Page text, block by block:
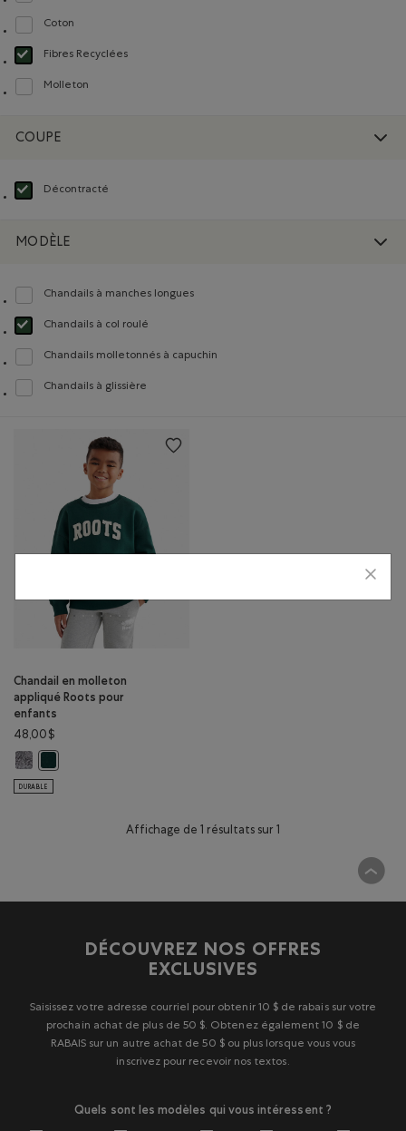
Coton
Classer selon Composition : Coton(Cotton)
Fibres Recyclées
Choisir Classé selon Composition : FibresRecyclées(RecycledFibres)
Molleton
Classer selon Composition : Molleton(Fleece)
COUPE
Décontracté
Choisir Classé selon Coupe : Décontracté(Relaxed)
MODÈLE
Chandails à manches longues
Classer selon Modèle : Chandails à manches longues(Long Sleeve)
Chandails à col roulé
Choisir Classé selon Modèle : Chandails à col roulé(Turtleneck)
Chandails molletonnés à capuchin
Classer selon Modèle : Chandails molletonnés à capuchin(Hoodie)
Chandails à glissière
Classer selon Modèle : Chandails à glissière(Full Zip)
Chandail en molleton
appliqué Roots pour
enfants
48,00$
Chandail en molleton appliqué Roots pour enfants: SEL ET POIVRE
DURABLE
Affichage de 1 résultats sur 1
DÉCOUVREZ NOS OFFRES
EXCLUSIVES
Saisissez votre adresse courriel pour obtenir 10 $ de rabais sur votre
prochain achat de plus de 50 $. Obtenez également 10 $ de
RABAIS sur un autre achat de 50 $ ou plus lorsque vous vous
inscrivez pour recevoir nos textos.
Quels sont les modèles qui vous intéressent ?